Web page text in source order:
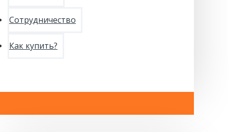
Сотрудничество
Как купить?